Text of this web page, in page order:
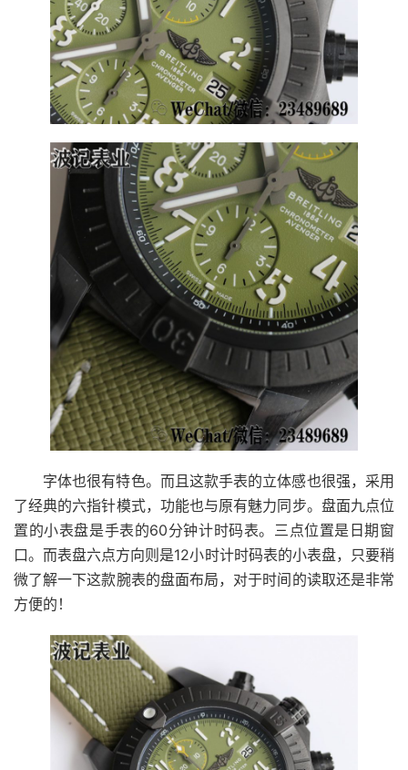
字体也很有特色。而且这款手表的立体感也很强，采用
了经典的六指针模式，功能也与原有魅力同步。盘面九点位
置的小表盘是手表的60分钟计时码表。三点位置是日期窗
口。而表盘六点方向则是12小时计时码表的小表盘，只要稍
微了解一下这款腕表的盘面布局，对于时间的读取还是非常
方便的！